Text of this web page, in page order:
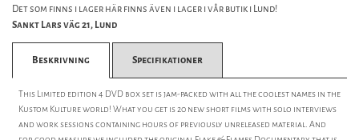
Det som finns i lager här finns även i lager i vår butik i Lund!
Sankt Lars väg 21, Lund
Beskrivning Specifikationer
This Limited edition 4 DVD box set is jam-packed with all the coolest names in the
Kustom Kulture world! What you get is 20 new short films with solo interviews
and work sessions containing hours of previously unreleased material. And